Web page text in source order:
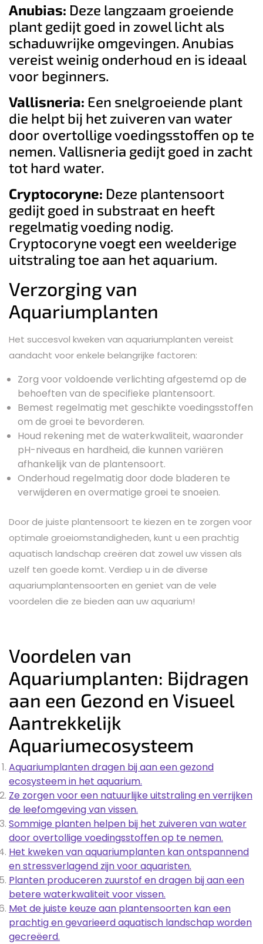
Anubias: Deze langzaam groeiende
plant gedijt goed in zowel licht als
schaduwrijke omgevingen. Anubias
vereist weinig onderhoud en is ideaal
voor beginners.
Vallisneria: Een snelgroeiende plant
die helpt bij het zuiveren van water
door overtollige voedingsstoffen op te
nemen. Vallisneria gedijt goed in zacht
tot hard water.
Cryptocoryne: Deze plantensoort
gedijt goed in substraat en heeft
regelmatig voeding nodig.
Cryptocoryne voegt een weelderige
uitstraling toe aan het aquarium.
Verzorging van
Aquariumplanten
Het succesvol kweken van aquariumplanten vereist
aandacht voor enkele belangrijke factoren:
Zorg voor voldoende verlichting afgestemd op de
behoeften van de specifieke plantensoort.
Bemest regelmatig met geschikte voedingsstoffen
om de groei te bevorderen.
Houd rekening met de waterkwaliteit, waaronder
pH-niveaus en hardheid, die kunnen variëren
afhankelijk van de plantensoort.
Onderhoud regelmatig door dode bladeren te
verwijderen en overmatige groei te snoeien.
Door de juiste plantensoort te kiezen en te zorgen voor
optimale groeiomstandigheden, kunt u een prachtig
aquatisch landschap creëren dat zowel uw vissen als
uzelf ten goede komt. Verdiep u in de diverse
aquariumplantensoorten en geniet van de vele
voordelen die ze bieden aan uw aquarium!
Voordelen van
Aquariumplanten: Bijdragen
aan een Gezond en Visueel
Aantrekkelijk
Aquariumecosysteem
Aquariumplanten dragen bij aan een gezond
ecosysteem in het aquarium.
Ze zorgen voor een natuurlijke uitstraling en verrijken
de leefomgeving van vissen.
Sommige planten helpen bij het zuiveren van water
door overtollige voedingsstoffen op te nemen.
Het kweken van aquariumplanten kan ontspannend
en stressverlagend zijn voor aquaristen.
Planten produceren zuurstof en dragen bij aan een
betere waterkwaliteit voor vissen.
Met de juiste keuze aan plantensoorten kan een
prachtig en gevarieerd aquatisch landschap worden
gecreëerd.